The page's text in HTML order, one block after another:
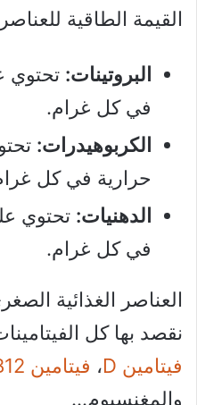
القيمة الطاقية
البروتينات:
في كل غرام.
الكربوهيدرات:
حرارية في كل
الدهنيات:
في كل غرام.
العناصر الغذائية
نقصد بها كل
فيتامين D
، فيتامين B12
والمغنسيوم…